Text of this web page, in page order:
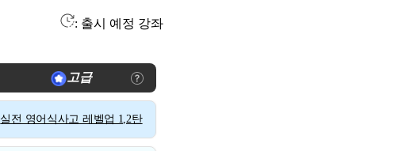
: 출시 예정 강좌
고급
실전 영어식사고 레벨업 1,2탄